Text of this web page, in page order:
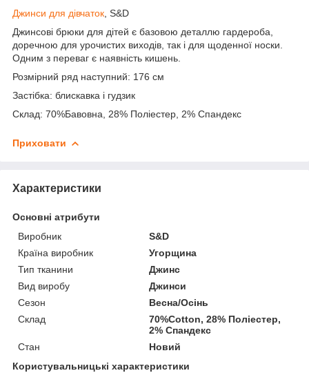
Джинси для дівчаток , S&D
Джинсові брюки для дітей є базовою деталлю гардероба,
доречною для урочистих виходів, так і для щоденної носки.
Одним з переваг є наявність кишень.
Розмірний ряд наступний: 176 см
Застібка: блискавка і гудзик
Склад: 70%Бавовна, 28% Поліестер, 2% Спандекс
Приховати
Характеристики
Основні атрибути
Виробник
S&D
Країна виробник
Угорщина
Тип тканини
Джинс
Вид виробу
Джинси
Сезон
Весна/Осінь
Склад
70%Cotton, 28% Поліестер,
2% Спандекс
Стан
Новий
Користувальницькі характеристики